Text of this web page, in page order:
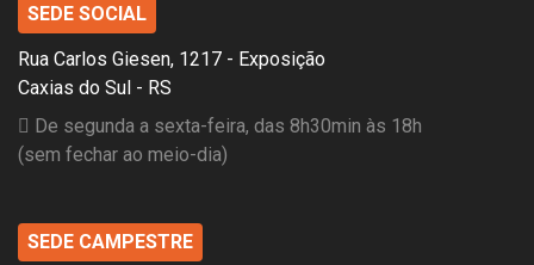
SEDE SOCIAL
Rua Carlos Giesen, 1217 - Exposição
Caxias do Sul - RS
De segunda a sexta-feira, das 8h30min às 18h
(sem fechar ao meio-dia)
SEDE CAMPESTRE